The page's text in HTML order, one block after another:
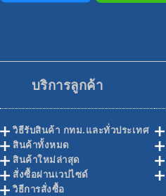
บริการลูกค้า
วิธีรับสินค้า กทม.และทั่วประเทศ
สินค้าทั้งหมด
สินค้าใหม่ล่าสุด
สั่งซื้อผ่านเวปไซด์
วิธีการสั่งซื้อ